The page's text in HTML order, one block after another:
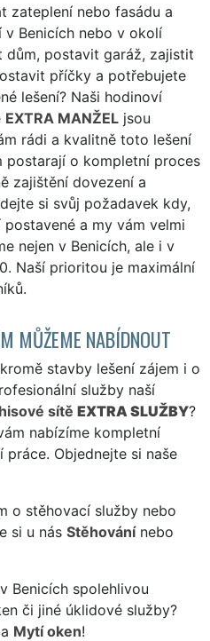
zateplení nebo fasádu a
Benicích nebo v okolí
dům, postavit garáž, zajistit
příčky a potřebujete
lešení? Naši hodinoví
EXTRA MANŽEL jsou
rádi a kvalitně toto lešení
postarají o kompletní proces
zajištění dovezení a
si svůj požadavek kdy,
a my vám velmi
nejen v Benicích, ale i v
Naší prioritou je maximální
MŮŽEME NABÍDNOUT
stavby lešení zájem i o
služby naší
sítě EXTRA SLUŽBY?
nabízíme kompletní
práce. Objednejte si naše
o stěhovací služby nebo
si u nás Stěhovánínebo
Benicích spolehlivou
či jiné úklidové služby?
a Mytí oken!